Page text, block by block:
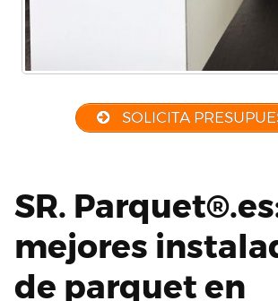
SOLICITA
SR.
mejores
de parquet en